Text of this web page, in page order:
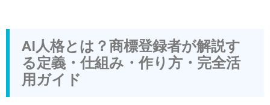
AI人格とは？商標登録者が解説す
る定義・仕組み・作り方・完全活
用ガイド